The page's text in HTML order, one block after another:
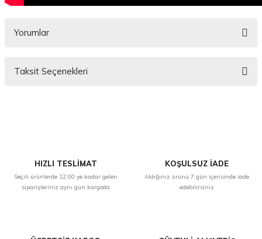
Yorumlar
Taksit Seçenekleri
HIZLI TESLİMAT
Seçili ürünlerde 12:00 ye kadar gelen
siparişleriniz aynı gün kargoda
KOŞULSUZ İADE
Aldığınız ürünü 7 gün içerisinde iade
edebilirsiniz